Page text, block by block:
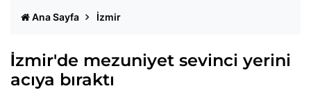
Ana Sayfa İzmir
İzmir'de mezuniyet sevinci yerini
acıya bıraktı